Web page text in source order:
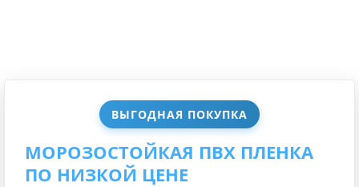
ВЫГОДНАЯ ПОКУПКА
МОРОЗОСТОЙКАЯ ПВХ ПЛЕНКА
ПО НИЗКОЙ ЦЕНЕ